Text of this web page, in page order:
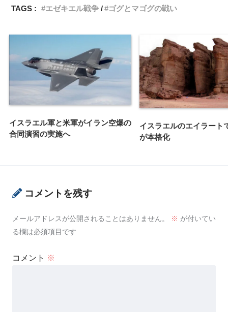
TAGS :
エゼキエル戦争 ゴグとマゴグの戦い
イスラエル軍と米軍がイラン空爆の
合同演習の実施へ
イスラエルのエイラート
が本格化
コメントを残す
メールアドレスが公開されることはありません。 ※ が付いてい
る欄は必須項目です
コメント ※